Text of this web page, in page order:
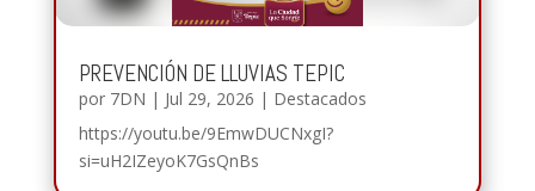
PREVENCIÓN DE LLUVIAS TEPIC
por 7DN | Jul 29, 2026 | Destacados
https://youtu.be/9EmwDUCNxgI?
si=uH2IZeyoK7GsQnBs